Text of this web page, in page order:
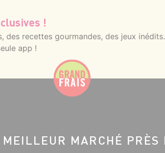
!
des recettes gourmandes, des jeux
app !
MARCHÉ PRÈS